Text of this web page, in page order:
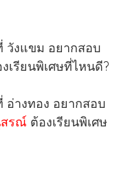
วังแขม อยากสอบ
เรียนพิเศษที่ไหนดี?
อ่างทอง อยากสอบ
สรณ์ ต้องเรียนพิเศษ